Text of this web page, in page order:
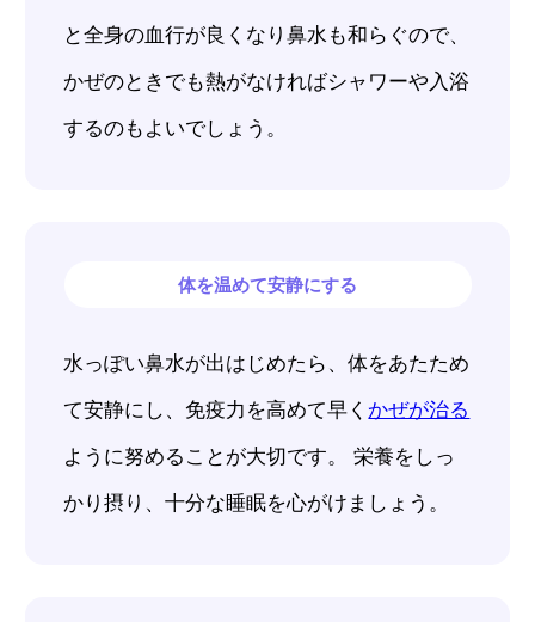
と全身の血行が良くなり鼻水も和らぐので、
かぜのときでも熱がなければシャワーや入浴
するのもよいでしょう。
体を温めて安静にする
水っぽい鼻水が出はじめたら、体をあたため
て安静にし、免疫力を高めて早く かぜが治る
ように努めることが大切です。 栄養をしっ
かり摂り、十分な睡眠を心がけましょう。